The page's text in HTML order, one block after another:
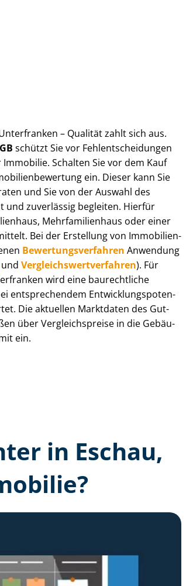
– Qualität zahlt sich aus.
schützt Sie vor Fehl­ent­schei­dun­gen
Schalten Sie vor dem Kauf
ein. Dieser kann Sie
und Sie von der Auswahl des
und zuverlässig begleiten. Hierfür
Mehr­fa­mi­li­en­haus oder einer
Bei der Erstellung von Im­mo­bi­li­en­
Be­wer­tungs­ver­fah­ren Anwendung
und Ver­gleichs­wert­ver­fah­ren). Für
wird eine baurechtliche
entsprechendem Ent­wick­lungs­po­ten­
Die aktuellen Marktdaten des Gut­
über Ver­gleichs­prei­se in die Ge­bäu­
ein.
in Eschau,